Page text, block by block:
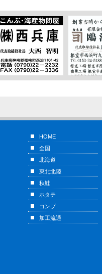
HOME
全国
北海道
東北北陸
秋鮭
ホタテ
コンブ
加工流通